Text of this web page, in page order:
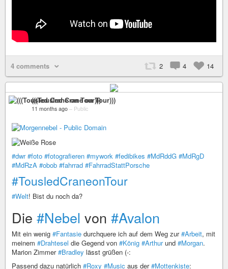
4 comments 2 4 14
(((Tousled Crane on Tour)))
11 months ago – Public
#dwr #foto #fotografieren #mywork #fedibikes #MdRddG #MdRgD
#MdRzA #obob #fahrrad #FahrradStattPorsche
#TousledCraneonTour
#Welt! Bist du noch da?
Die #Nebel von #Avalon
Mit ein wenig #Fantasie durchquere ich auf dem Weg zur#Arbeit, mit
meinem #Drahtesel die Gegend von #König #Arthurund #Morgan.
Marion Zimmer#Bradley lässt grüßen (-:
Passend dazu natürlich #Roxy #Music aus der#Mottenkiste: